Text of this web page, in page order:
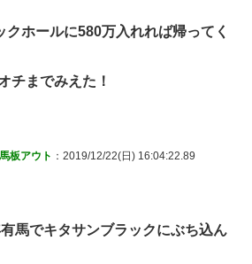
ホールに580万入れれば帰ってく
チまでみえた！
板アウト ：2019/12/22(日) 16:04:22.89
馬でキタサンブラックにぶち込ん